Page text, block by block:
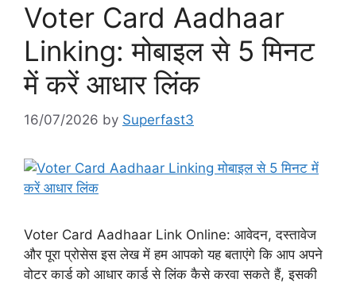
Voter Card Aadhaar
Linking: मोबाइल से 5 मिनट
में करें आधार लिंक
16/07/2026 by Superfast3
Voter Card Aadhaar Link Online: आवेदन, दस्तावेज
और पूरा प्रोसेस इस लेख में हम आपको यह बताएंगे कि आप अपने
वोटर कार्ड को आधार कार्ड से लिंक कैसे करवा सकते हैं, इसकी